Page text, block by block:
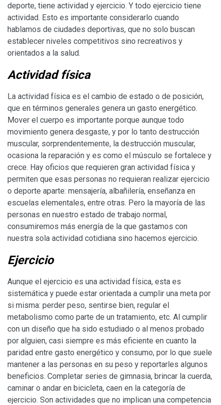
deporte, tiene actividad y ejercicio. Y todo ejercicio tiene
actividad. Esto es importante considerarlo cuando
hablamos de ciudades deportivas, que no solo buscan
establecer niveles competitivos sino recreativos y
orientados a la salud.
Actividad física
La actividad física es el cambio de estado o de posición,
que en términos generales genera un gasto energético.
Mover el cuerpo es importante porque aunque todo
movimiento genera desgaste, y por lo tanto destrucción
muscular, sorprendentemente, la destrucción muscular,
ocasiona la reparación y es como el músculo se fortalece y
crece. Hay oficios que requieren gran actividad física y
permiten que esas personas no requieran realizar ejercicio
o deporte aparte: mensajería, albañilería, enseñanza en
escuelas elementales, entre otras. Pero la mayoría de las
personas en nuestro estado de trabajo normal,
consumiremos más energía de la que gastamos con
nuestra sola actividad cotidiana sino hacemos ejercicio.
Ejercicio
Aunque el ejercicio es una actividad física, esta es
sistemática y puede estar orientada a cumplir una meta por
si misma: perder peso, sentirse bien, regular el
metabolismo como parte de un tratamiento, etc. Al cumplir
con un diseño que ha sido estudiado o al menos probado
por alguien, casi siempre es más eficiente en cuanto la
paridad entre gasto energético y consumo, por lo que suele
mantener a las personas en su peso y reportarles algunos
beneficios. Completar series de gimnasia, brincar la cuerda,
caminar o andar en bicicleta, caen en la categoría de
ejercicio. Son actividades que no implican una competencia